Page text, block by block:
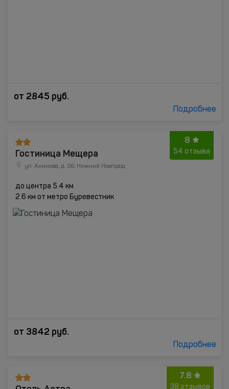
от 2845 руб.
Подробнее
8
54 отзыва
Гостиница Мещера
ул. Акимова, д. 56, Нижний Новгород
до центра 5.4 км
2.6 км от метро Буревестник
от 3842 руб.
Подробнее
7.8
38 отзывов